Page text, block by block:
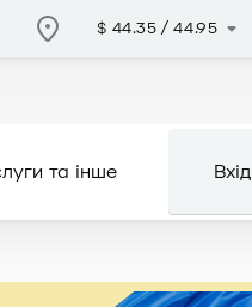
$ 44.35 /44.95
та інше Вхід